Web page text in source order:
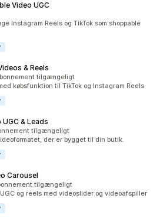
Video UGC
Instagram Reels og TikTok som shoppable
& Reels
tilgængeligt
købsfunktion til TikTok og Instagram Reels
& Leads
tilgængeligt
der er bygget til din butik.
Carousel
tilgængeligt
og reels med videoslider og videoafspiller